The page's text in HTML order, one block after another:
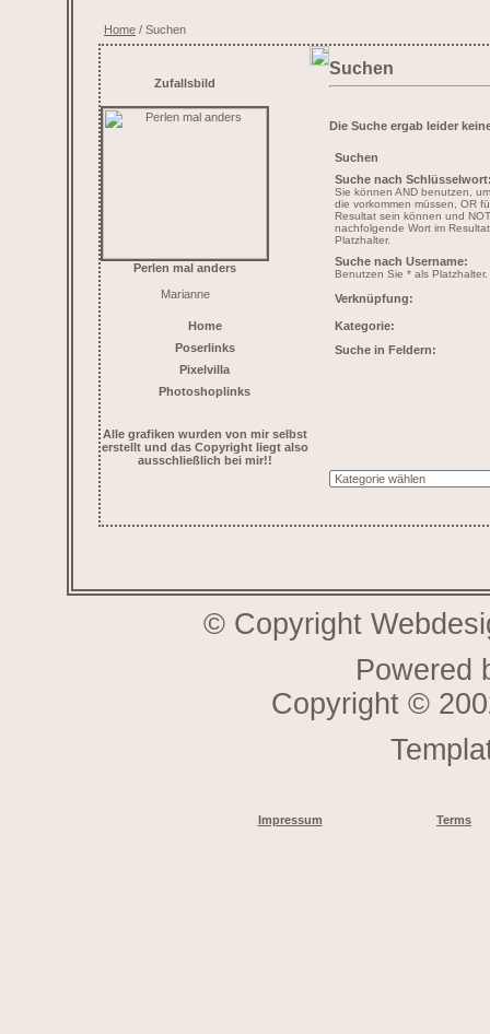
Home / Suchen
Zufallsbild
Perlen mal anders
Marianne
Home
Poserlinks
Pixelvilla
Photoshoplinks
Alle grafiken wurden von mir selbst
erstellt und das Copyright liegt also
ausschließlich bei mir!!
Suchen
Die Suche ergab leider
Suchen
Suche nach
Sie können AND benutzen,
die vorkommen müssen, OR
Resultat sein können und
nachfolgende Wort im
Platzhalter.
Suche nach Username:
Benutzen Sie * als Platzhalter.
Verknüpfung:
Kategorie:
Suche in Feldern:
© Copyright
Powered
Copyright ©
Impressum Terms